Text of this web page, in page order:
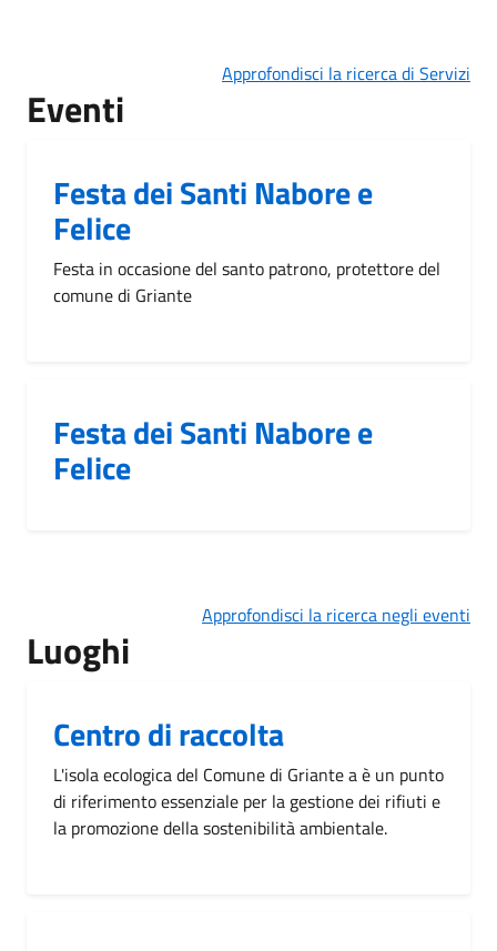
Approfondisci la ricerca di Servizi
Eventi
Festa dei Santi Nabore e
Felice
Festa in occasione del santo patrono, protettore del
comune di Griante
Festa dei Santi Nabore e
Felice
Approfondisci la ricerca negli eventi
Luoghi
Centro di raccolta
L'isola ecologica del Comune di Griante a è un punto
di riferimento essenziale per la gestione dei rifiuti e
la promozione della sostenibilità ambientale.